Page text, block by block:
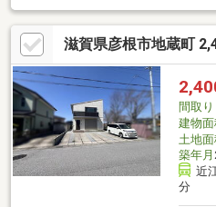
化仕様で初々しさが残る築１年以
ゼットや屋根裏収納に納戸など多
毎日のお買い物に便利なフレンドマ
さが魅力です・彦根市立城南小学
毎日の通学も安心
滋賀県彦根市地蔵町
間取り
建物
土地
築年月
近
分